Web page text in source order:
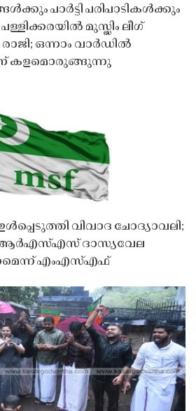
പാർട്ടി പരിപാടികൾക്കും
മുസ്ലിം ലീഗ്
ഒന്നാം വാർഡിൽ
കളമൊരുങ്ങുന്നു
വിവാദ ചോദ്യാവലി;
ആർഎസ്എസ് ദാസ്യവേല
എംഎസ്എഫ്